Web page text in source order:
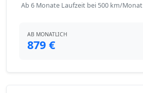
Ab 6 Monate Laufzeit bei 500 km/Monat
AB MONATLICH
879 €